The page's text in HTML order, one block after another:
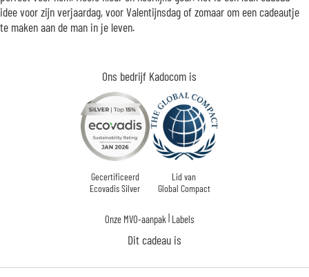
idee voor zijn verjaardag, voor Valentijnsdag of zomaar om een cadeautje
te maken aan de man in je leven.
Ons bedrijf Kadocom is
Gecertificeerd
Ecovadis Silver
Lid van
Global Compact
Onze MVO-aanpak | Labels
Dit cadeau is